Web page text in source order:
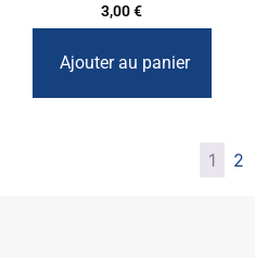
3,00€
Ajouter au panier
1 2